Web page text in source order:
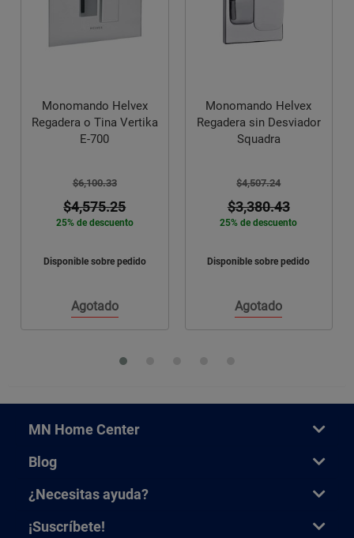
Monomando Helvex
Regadera o Tina Vertika
E-700
$6,100.33
$4,575.25
25% de descuento
Disponible sobre pedido
Agotado
Monomando Helvex
Regadera sin Desviador
Squadra
$4,507.24
$3,380.43
25% de descuento
Disponible sobre pedido
Agotado
MN Home Center
Blog
¿Necesitas ayuda?
¡Suscríbete!